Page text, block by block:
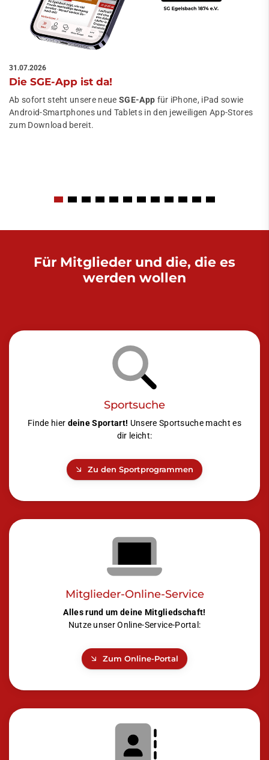
31.07.2026
Die SGE-App ist da!
Ab sofort steht unsere neue SGE-App für iPhone, iPad sowie
Android-Smartphones und Tablets in den jeweiligen App-Stores
zum Download bereit.
Für Mitglieder und die, die es
werden wollen
Sportsuche
Finde hier deine Sportart! Unsere Sportsuche macht es
dir leicht:
Zu den Sportprogrammen
Mitglieder-Online-Service
Alles rund um deine Mitgliedschaft!
Nutze unser Online-Service-Portal:
Zum Online-Portal